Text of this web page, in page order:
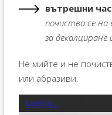
вътрешни
почиства се на
за
Не мийте и не
или абразиви.
Loading...